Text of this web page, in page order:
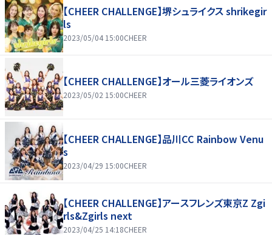
【CHEER CHALLENGE】堺シュライクス shrikegir
ls
2023/05/04 15:00CHEER
【CHEER CHALLENGE】オール三菱ライオンズ
2023/05/02 15:00CHEER
【CHEER CHALLENGE】品川CC Rainbow Venu
s
2023/04/29 15:00CHEER
【CHEER CHALLENGE】アースフレンズ東京Z Zgi
rls&Zgirls next
2023/04/25 14:18CHEER